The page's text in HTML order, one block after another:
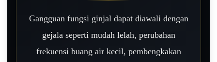
Gangguan fungsi ginjal dapat diawali dengan
gejala seperti mudah lelah, perubahan
frekuensi buang air kecil, pembengkakan